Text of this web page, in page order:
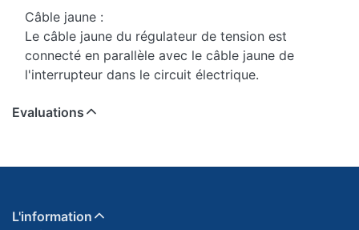
Câble jaune :
Le câble jaune du régulateur de tension est
connecté en parallèle avec le câble jaune de
l'interrupteur dans le circuit électrique.
Evaluations
L'information